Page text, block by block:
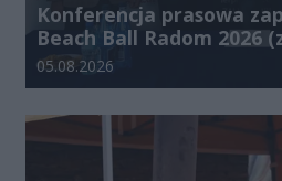
Konferencja prasowa
Beach Ball Radom 2026
Data dodania galerii:
05.08.2026